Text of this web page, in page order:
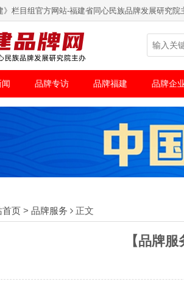
》栏目组官方网站-福建省同心民族品牌发展研究院
品牌专访 品牌福建 品牌企
首页 > 品牌服务 正文
【品牌